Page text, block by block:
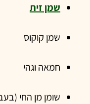
שמן זית
שמן קוקוס
חמאה וגהי
שומן מן החי